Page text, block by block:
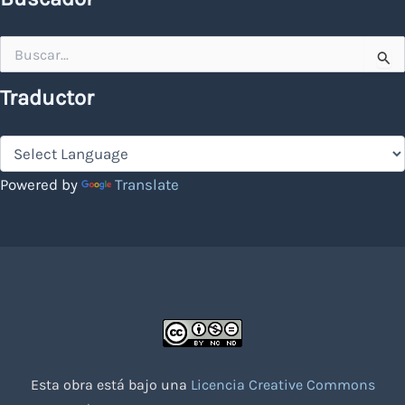
por:
Traductor
Powered by Translate
Esta obra está bajo una Licencia Creative Commons